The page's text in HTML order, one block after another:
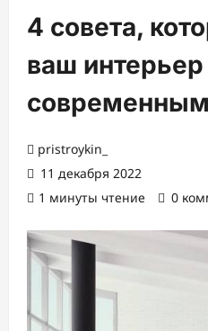
4 совета,
ваш
современным
pristroykin_
11 декабря 2022
1 минуты чтение
0